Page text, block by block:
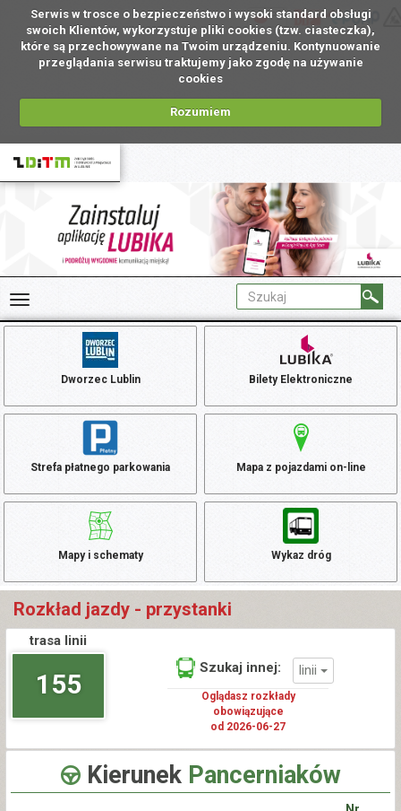
Serwis w trosce o bezpieczeństwo i wysoki standard obsługi
swoich Klientów, wykorzystuje pliki cookies (tzw. ciasteczka),
które są przechowywane na Twoim urządzeniu. Kontynuowanie
przeglądania serwisu traktujemy jako zgodę na używanie
cookies
Rozumiem
PL
Dworzec Lublin Bilety Elektroniczne
Strefa płatnego parkowania Mapa z pojazdami on-line
Mapy i schematy Wykaz dróg
Rozkład jazdy - przystanki
trasa linii
155
Szukaj innej: linii
Oglądasz rozkłady
obowiązujące
od 2026-06-27
Kierunek Pancerniaków